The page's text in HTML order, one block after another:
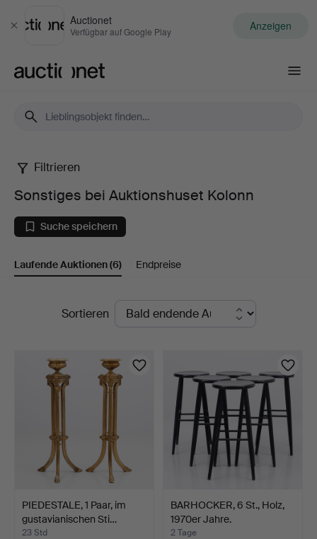
Schließen
Auctionet
Verfügbar auf Google Play Anzeigen
Sonstiges
bei
Auktionshuset
Kolonn
Filtrieren
Sonstiges bei Auktionshuset Kolonn
Suche speichern
Laufende Auktionen(6) Endpreise
LaufendeSortieren
PIEDESTALE, 1 Paar, im
gustavianischen Sti…
23 Std
BARHOCKER, 6 St., Holz,
1970er Jahre.
2 Tage